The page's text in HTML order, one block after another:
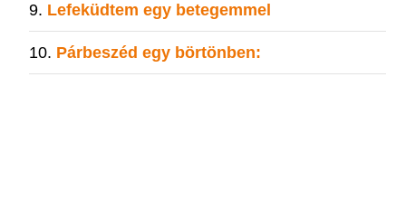
Lefeküdtem egy betegemmel
Párbeszéd egy börtönben: